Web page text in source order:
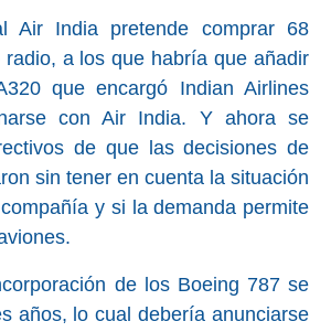
Air India pretende comprar 68
radio, a los que habría que añadir
que encargó Indian Airlines
con Air India. Y ahora se
de que las decisiones de
sin tener en cuenta la situación
y si la demanda permite
de los Boeing 787 se
años, lo cual debería anunciarse